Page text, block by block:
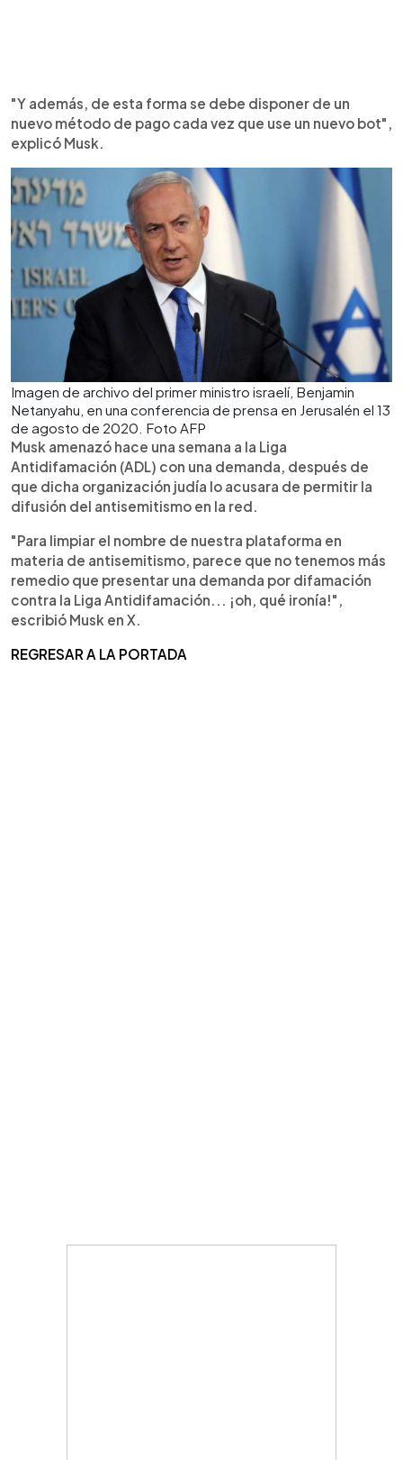
"Y además, de esta forma se debe disponer de un
nuevo método de pago cada vez que use un nuevo bot",
explicó Musk.
Imagen de archivo del primer ministro israelí, Benjamin
Netanyahu, en una conferencia de prensa en Jerusalén el 13
de agosto de 2020. Foto AFP
Musk amenazó hace una semana a la Liga
Antidifamación (ADL) con una demanda, después de
que dicha organización judía lo acusara de permitir la
difusión del antisemitismo en la red.
"Para limpiar el nombre de nuestra plataforma en
materia de antisemitismo, parece que no tenemos más
remedio que presentar una demanda por difamación
contra la Liga Antidifamación... ¡oh, qué ironía!",
escribió Musk en X.
REGRESAR A LA PORTADA